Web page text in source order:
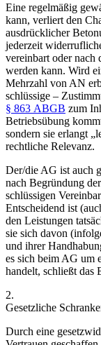
Eine regelmäßig
kann, verliert den
ausdrücklicher
jederzeit
vereinbart oder nach
werden kann. Wird
Mehrzahl von AN
schlüssige –
§ 863 ABGB zum
Betriebsübung
sondern sie erlangt
rechtliche Relevanz.
Der/die AG ist auch
nach Begründung
schlüssigen
Entscheidend ist
den Leistungen
sie sich davon
und ihrer
es sich beim AG um
handelt, schließt das
2.
Gesetzliche
Durch eine